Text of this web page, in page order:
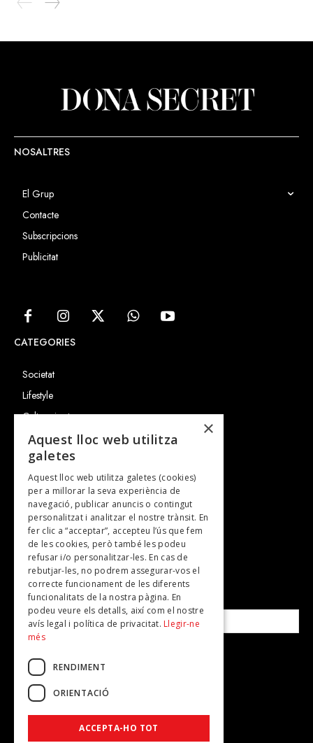
NOSALTRES
El Grup
Contacte
Subscripcions
Publicitat
CATEGORIES
Societat
Lifestyle
Cultura i art
Entrevistes
Gastronomia
TV
Plans per fer
Revistes
SUBSCRIU-TE A LA NOSTRA NEWSLETTER!
Correu electrònic*
Accepto lapolítica de privacitat
×
Aquest lloc web utilitza
galetes
Aquest lloc web utilitza galetes (cookies)
per a millorar la seva experiència de
navegació, publicar anuncis o contingut
personalitzat i analitzar el nostre trànsit. En
fer clic a “acceptar”, accepteu l’ús que fem
de les cookies, però també les podeu
refusar i/o personalitzar-les. En cas de
rebutjar-les, no podrem assegurar-vos el
correcte funcionament de les diferents
funcionalitats de la nostra pàgina. En
podeu veure els detalls, així com el nostre
avís legal i política de privacitat. Llegir-ne
més
RENDIMENT
ORIENTACIÓ
ACCEPTA-HO TOT